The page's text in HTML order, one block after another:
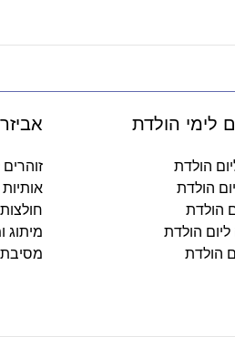
לימי הולדת
הולדת
הולדת
הולדת
ליום הולדת
הולדת
מיתוג
מסיבת